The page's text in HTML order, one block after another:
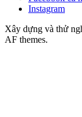
Instagram
Xây dựng và thử
AF themes.